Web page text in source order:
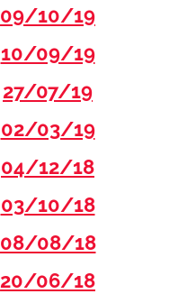
09/10/19
10/09/19
27/07/19
02/03/19
04/12/18
03/10/18
08/08/18
20/06/18